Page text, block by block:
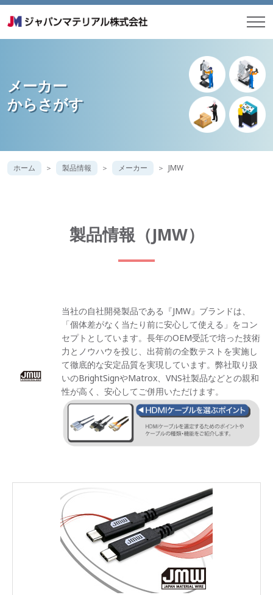
メーカー
からさがす
ホーム 製品情報 メーカー JMW
製品情報（JMW）
当社の自社開発製品である『JMW』ブランドは、
「個体差がなく当たり前に安心して使える」をコン
セプトとしています。長年のOEM受託で培った技術
力とノウハウを投じ、出荷前の全数テストを実施し
て徹底的な安定品質を実現しています。弊社取り扱
いのBrightSignやMatrox、VNS社製品などとの親和
性が高く、安心してご併用いただけます。